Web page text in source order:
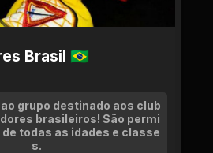
Brasil 🇧🇷
grupo destinado aos club
brasileiros! São permi
todas as idades e classe
s.